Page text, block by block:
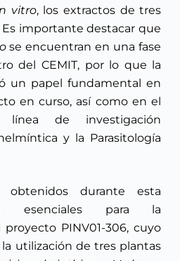
vitro, los extractos de tres
importante destacar que
se encuentran en una fase
del CEMIT, por lo que la
un papel fundamental en
en curso, así como en el
de investigación
y la Parasitología
obtenidos durante esta
esenciales para la
PINV01-306, cuyo
utilización de tres plantas